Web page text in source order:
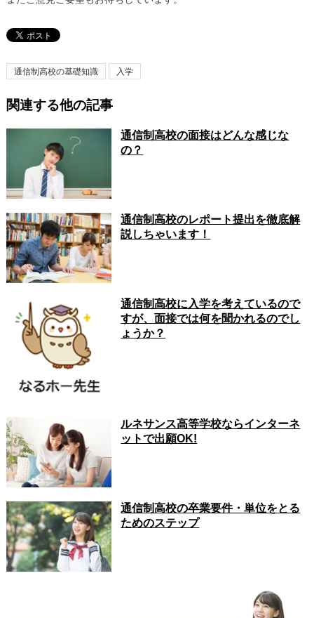
通信制高校の基礎知識 入学
関連する他の記事
通信制高校の面接はどんな感じな
の？
通信制高校のレポート提出を徹底解
説しちゃいます！
通信制高校に入学を考えているので
すが、面接では何を聞かれるのでし
ょうか？
ルネサンス高等学校ならインターネ
ットで出願OK!
通信制高校の卒業要件・単位をとる
ためのステップ